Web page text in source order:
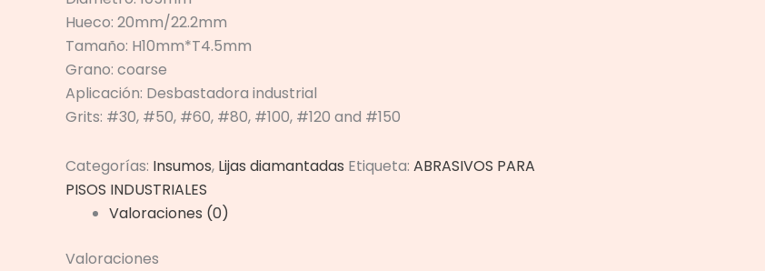
Hueco: 20mm/22.2mm
Tamaño: H10mm*T4.5mm
Grano: coarse
Aplicación: Desbastadora industrial
Grits: #30, #50, #60, #80, #100, #120 and #150
Categorías: Insumos, Lijas diamantadas Etiqueta: ABRASIVOS PARA
PISOS INDUSTRIALES
Valoraciones (0)
Valoraciones